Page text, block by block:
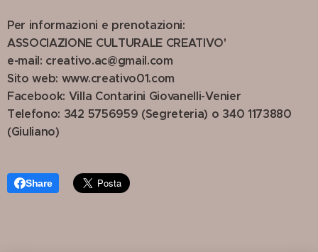
Per informazioni e prenotazioni:
ASSOCIAZIONE CULTURALE CREATIVO'
e-mail: creativo.ac@gmail.com
Sito web: www.creativo01.com
Facebook: Villa Contarini Giovanelli-Venier
Telefono: 342 5756959 (Segreteria) o 340 1173880
(Giuliano)
Share